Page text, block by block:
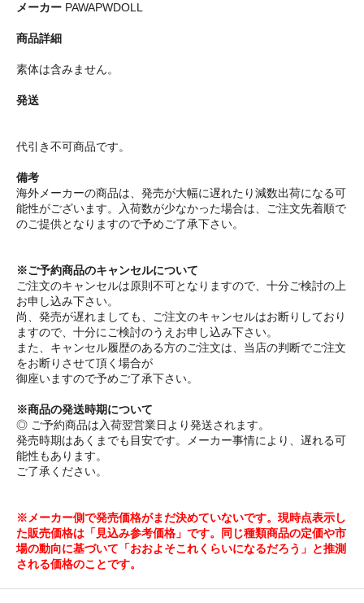
メーカー PAWAPWDOLL
商品詳細
素体は含みません。
発送
代引き不可商品です。
備考
海外メーカーの商品は、発売が大幅に遅れたり減数出荷になる可
能性がございます。入荷数が少なかった場合は、ご注文先着順で
のご提供となりますので予めご了承下さい。
※ご予約商品のキャンセルについて
ご注文のキャンセルは原則不可となりますので、十分ご検討の上
お申し込み下さい。
尚、発売が遅れましても、ご注文のキャンセルはお断りしており
ますので、十分にご検討のうえお申し込み下さい。
また、キャンセル履歴のある方のご注文は、当店の判断でご注文
をお断りさせて頂く場合が
御座いますので予めご了承下さい。
※商品の発送時期について
◎ ご予約商品は入荷翌営業日より発送されます。
発売時期はあくまでも目安です。メーカー事情により、遅れる可
能性もあります。
ご了承ください。
※メーカー側で発売価格がまだ決めていないです。現時点表示し
た販売価格は「見込み参考価格」です。同じ種類商品の定価や市
場の動向に基づいて「おおよそこれくらいになるだろう」と推測
される価格のことです。